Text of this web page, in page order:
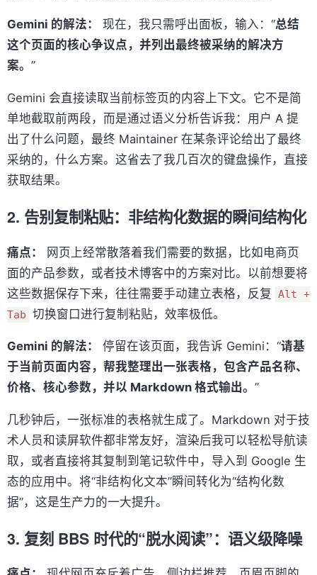
Gemini 的解法： 现在，我只需呼出面板，输入：“总结
这个页面的核心争议点，并列出最终被采纳的解决方
案。 ”
Gemini 会直接读取当前标签页的内容上下文。它不是简
单地截取前两段，而是通过语义分析告诉我：用户 A 提
出了什么问题，最终 Maintainer 在某条评论给出了最终
采纳的，什么方案。这省去了我几百次的键盘操作，直接
获取结果。
2. 告别复制粘贴：非结构化数据的瞬间结构化
痛点：
网页上经常散落着我们需要的数据，比如电商页
面的产品参数，或者技术博客中的方案对比。以前想要将
这些数据保存下来，往往需要手动建立表格，反复
Alt +
Tab 切换窗口进行复制粘贴，效率极低。
Gemini 的解法： 停留在该页面，我告诉 Gemini：“请基
于当前页面内容，帮我整理出一张表格，包含产品名称、
价格、核心参数，并以 Markdown 格式输出。 ”
几秒钟后，一张标准的表格就生成了。Markdown 对于技
术人员和读屏软件都非常友好，渲染后我可以轻松导航读
取，或者直接将其复制到笔记软件中，导入到 Google 生
态的应用中。将“非结构化文本”瞬间转化为“结构化数
据”，这是生产力的一大提升。
3. 复刻 BBS 时代的“脱水阅读”：语义级降噪